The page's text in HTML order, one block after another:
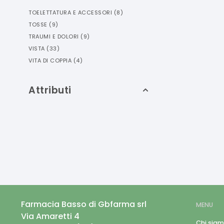
TOELETTATURA E ACCESSORI (8)
TOSSE (9)
TRAUMI E DOLORI (9)
VISTA (33)
VITA DI COPPIA (4)
Attributi
Farmacia Basso di Gbfarma srl
Via Amaretti 4
MENU